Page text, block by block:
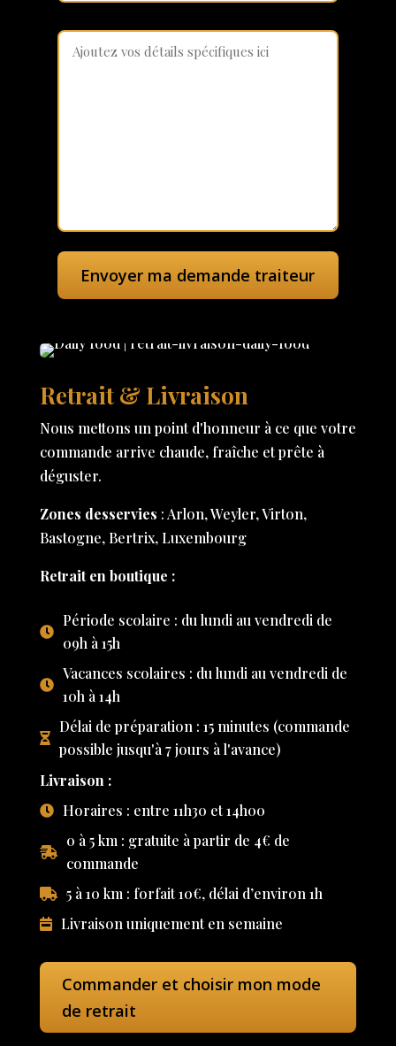
Retrait & Livraison
Nous mettons un point d'honneur à ce que votre
commande arrive chaude, fraîche et prête à
déguster.
Zones desservies : Arlon, Weyler, Virton,
Bastogne, Bertrix, Luxembourg
Retrait en boutique :
Période scolaire : du lundi au vendredi de
09h à 15h
Vacances scolaires : du lundi au vendredi de
10h à 14h
Délai de préparation : 15 minutes (commande
possible jusqu'à 7 jours à l'avance)
Livraison :
Horaires : entre 11h30 et 14h00
0 à 5 km : gratuite à partir de 4€ de
commande
5 à 10 km : forfait 10€, délai d’environ 1h
Livraison uniquement en semaine
Commander et choisir mon mode
de retrait